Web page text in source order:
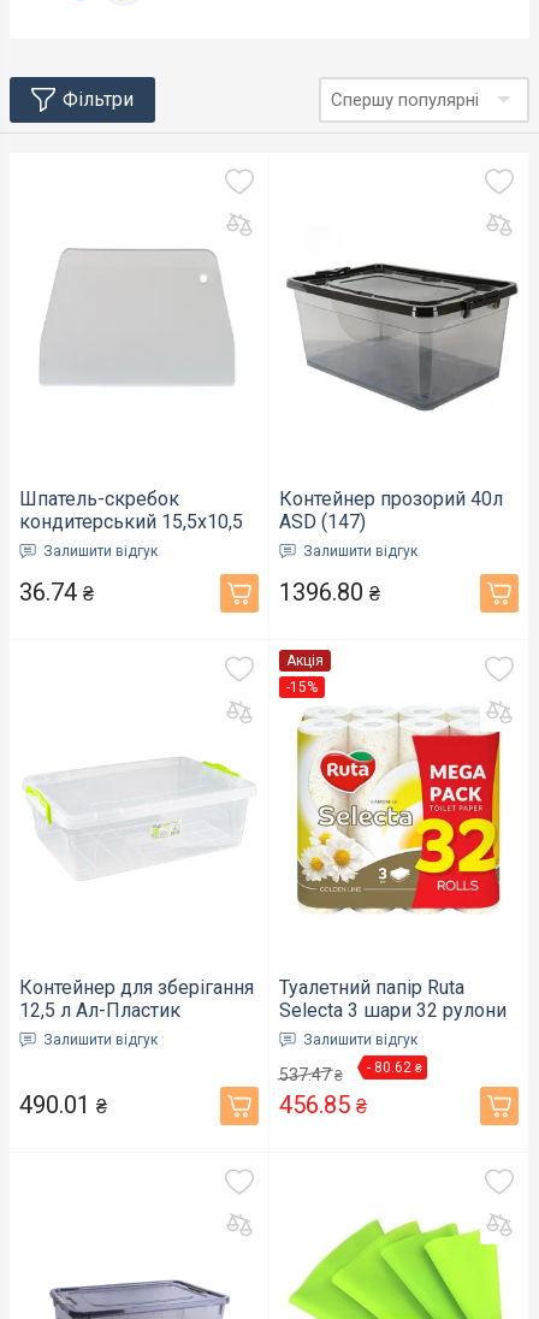
Фільтри Спершу популярні
Шпатель-скребок
кондитерський 15,5х10,5
см (8148)
Залишити відгук
36.74 ₴
Контейнер прозорий 40л
ASD (147)
Залишити відгук
1396.80 ₴
Контейнер для зберігання
12,5 л Ал-Пластик
прозорий Elit №6
145x312x450 мм
Залишити відгук
490.01 ₴
Акція
-15%
Туалетний папір Ruta
Selecta 3 шари 32 рулони
з ароматом ромашки
Залишити відгук
537.47 ₴ - 80.62 ₴
456.85 ₴